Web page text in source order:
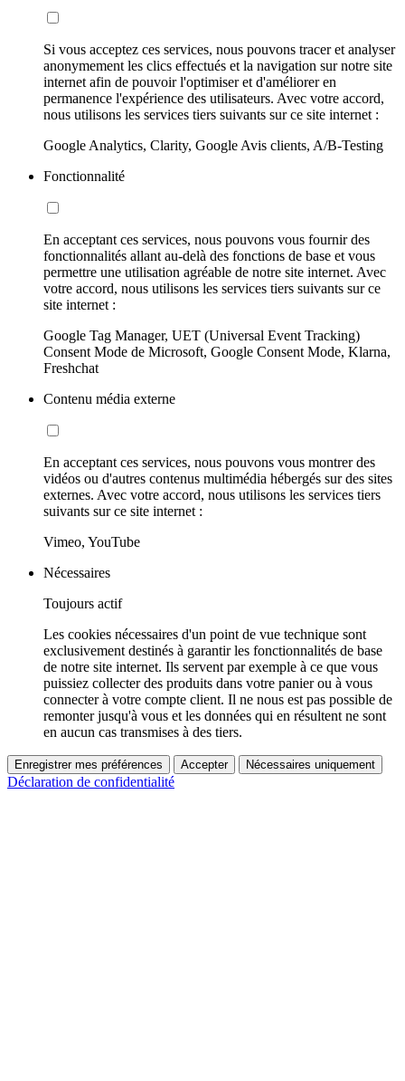
Si vous acceptez ces services, nous pouvons tracer et analyser
anonymement les clics effectués et la navigation sur notre site
internet afin de pouvoir l'optimiser et d'améliorer en
permanence l'expérience des utilisateurs. Avec votre accord,
nous utilisons les services tiers suivants sur ce site internet :
Google Analytics, Clarity, Google Avis clients, A/B-Testing
Fonctionnalité
En acceptant ces services, nous pouvons vous fournir des
fonctionnalités allant au-delà des fonctions de base et vous
permettre une utilisation agréable de notre site internet. Avec
votre accord, nous utilisons les services tiers suivants sur ce
site internet :
Google Tag Manager, UET (Universal Event Tracking)
Consent Mode de Microsoft, Google Consent Mode, Klarna,
Freshchat
Contenu média externe
En acceptant ces services, nous pouvons vous montrer des
vidéos ou d'autres contenus multimédia hébergés sur des sites
externes. Avec votre accord, nous utilisons les services tiers
suivants sur ce site internet :
Vimeo, YouTube
Nécessaires
Toujours actif
Les cookies nécessaires d'un point de vue technique sont
exclusivement destinés à garantir les fonctionnalités de base
de notre site internet. Ils servent par exemple à ce que vous
puissiez collecter des produits dans votre panier ou à vous
connecter à votre compte client. Il ne nous est pas possible de
remonter jusqu'à vous et les données qui en résultent ne sont
en aucun cas transmises à des tiers.
Enregistrer mes préférences Accepter Nécessaires uniquement
Déclaration de confidentialité